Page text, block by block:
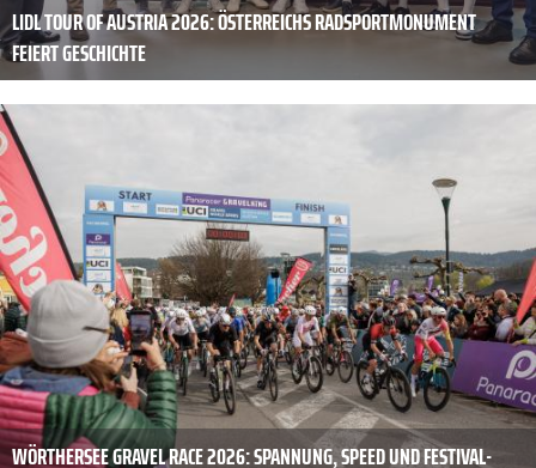
LIDL TOUR OF AUSTRIA 2026: ÖSTERREICHS RADSPORTMONUMENT
FEIERT GESCHICHTE
WÖRTHERSEE GRAVEL RACE 2026: SPANNUNG, SPEED UND FESTIVAL-